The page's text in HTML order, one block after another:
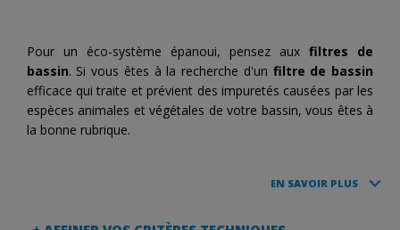
Pour un éco-système épanoui, pensez auxfiltres de
bassin. Si vous êtes à la recherche d'un filtre de bassin
efficace qui traite et prévient des impuretés causées par les
espèces animales et végétales de votre bassin, vous êtes à
la bonne rubrique.
EN SAVOIR PLUS